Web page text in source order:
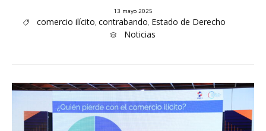
13 mayo 2025
 Tags
comercio ilícito, contrabando, Estado de Derecho
 Category
Noticias